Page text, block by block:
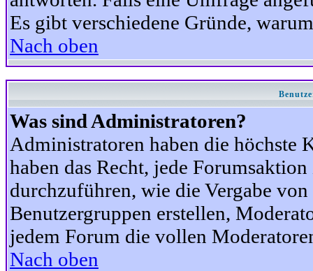
Es gibt verschiedene Gründe,
Nach oben
Was sind Administratoren?
Administratoren haben die höchste
haben das Recht, jede
durchzuführen, wie die Vergabe
Benutzergruppen erstellen,
jedem Forum die vollen
Nach oben